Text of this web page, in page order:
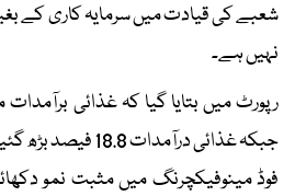
شعبے کی قیادت میں سرمایہ کاری کے
نہیں ہے۔
جبکہ غذائی درآمدات
فوڈ مینوفیکچرنگ میں مثبت نمو